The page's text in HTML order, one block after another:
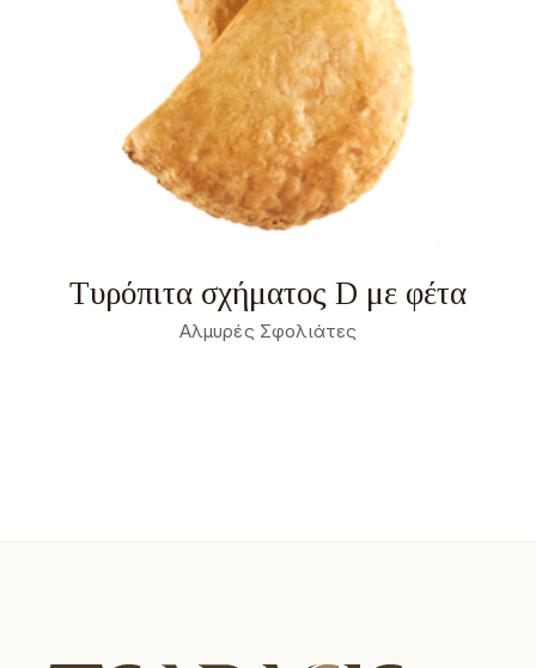
Τυρόπιτα σχήματος D με φέτα
Αλμυρές Σφολιάτες